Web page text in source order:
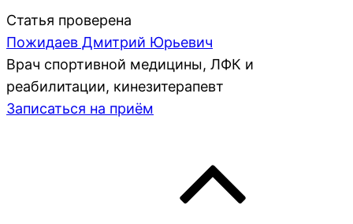
Статья проверена
Пожидаев Дмитрий Юрьевич
Врач спортивной медицины, ЛФК и
реабилитации, кинезитерапевт
Записаться на приём